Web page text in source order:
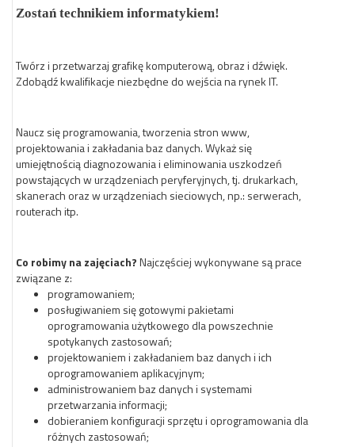
Zostań technikiem informatykiem!
Twórz i przetwarzaj grafikę komputerową, obraz i dźwięk.
Zdobądź kwalifikacje niezbędne do wejścia na rynek IT.
Naucz się programowania, tworzenia stron www,
projektowania i zakładania baz danych. Wykaż się
umiejętnością diagnozowania i eliminowania uszkodzeń
powstających w urządzeniach peryferyjnych, tj. drukarkach,
skanerach oraz w urządzeniach sieciowych, np.: serwerach,
routerach itp.
Co robimy na zajęciach?Najczęściej wykonywane są prace
związane z:
programowaniem;
posługiwaniem się gotowymi pakietami
oprogramowania użytkowego dla powszechnie
spotykanych zastosowań;
projektowaniem i zakładaniem baz danych i ich
oprogramowaniem aplikacyjnym;
administrowaniem baz danych i systemami
przetwarzania informacji;
dobieraniem konfiguracji sprzętu i oprogramowania dla
różnych zastosowań;